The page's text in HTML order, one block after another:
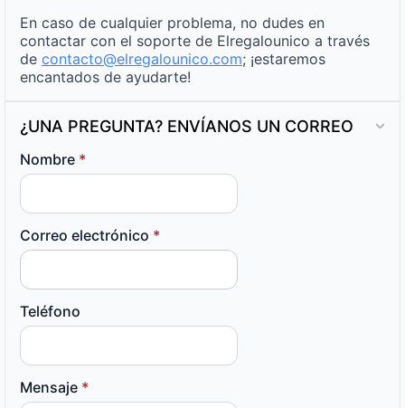
En caso de cualquier problema, no dudes en
contactar con el soporte de Elregalounico a través
de contacto@elregalounico.com; ¡estaremos
encantados de ayudarte!
¿UNA PREGUNTA? ENVÍANOS UN CORREO
Nombre *
Correo electrónico *
Teléfono
Mensaje *